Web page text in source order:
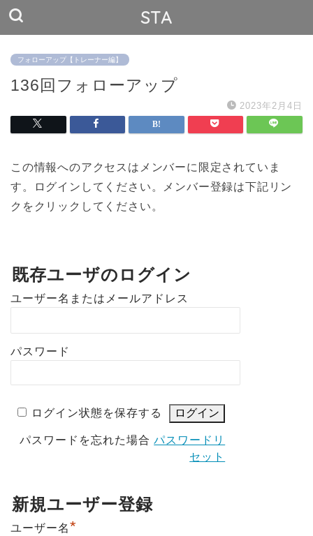
STA
フォローアップ【トレーナー編】
136回フォローアップ
2023年2月4日
この情報へのアクセスはメンバーに限定されていま
す。ログインしてください。メンバー登録は下記リン
クをクリックしてください。
既存ユーザのログイン
ユーザー名またはメールアドレス
パスワード
ログイン状態を保存する
パスワードを忘れた場合パスワードリ
セット
新規ユーザー登録
ユーザー名*